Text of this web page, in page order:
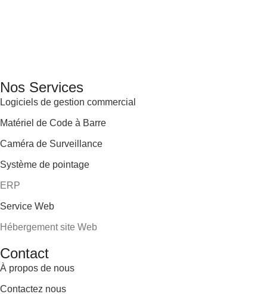
Nos Services
Logiciels de gestion commercial
Matériel de Code à Barre
Caméra de Surveillance
Système de pointage
ERP
Service Web
Hébergement site Web
Contact
À propos de nous
Contactez nous